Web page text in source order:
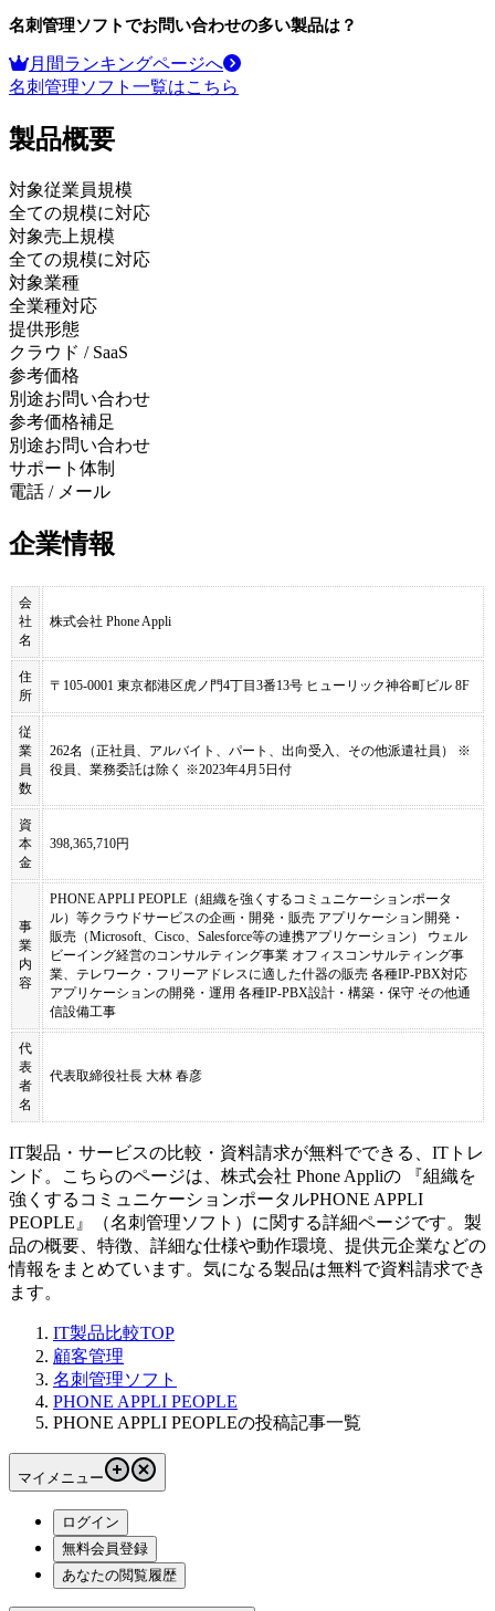
名刺管理ソフトでお問い合わせの多い製品は？
月間ランキングページへ
名刺管理ソフト 一覧はこちら
製品概要
対象従業員規模
全ての規模に対応
対象売上規模
全ての規模に対応
対象業種
全業種対応
提供形態
クラウド / SaaS
参考価格
別途お問い合わせ
参考価格補足
別途お問い合わせ
サポート体制
電話 / メール
企業情報
会
社
名
株式会社 Phone Appli
住
所
〒105-0001 東京都港区虎ノ門4丁目3番13号 ヒューリック神谷町ビル 8F
従
業
員
数
262名（正社員、アルバイト、パート、出向受入、その他派遣社員） ※
役員、業務委託は除く ※2023年4月5日付
資
本
金
398,365,710円
事
業
内
容
PHONE APPLI PEOPLE（組織を強くするコミュニケーションポータ
ル）等クラウドサービスの企画・開発・販売 アプリケーション開発・
販売（Microsoft、Cisco、Salesforce等の連携アプリケーション） ウェル
ビーイング経営のコンサルティング事業 オフィスコンサルティング事
業、テレワーク・フリーアドレスに適した什器の販売 各種IP-PBX対応
アプリケーションの開発・運用 各種IP-PBX設計・構築・保守 その他通
信設備工事
代
表
者
名
代表取締役社長 大林 春彦
IT製品・サービスの比較・資料請求が無料でできる、ITトレ
ンド。こちらのページは、 株式会社 Phone Appliの 『組織を
強くするコミュニケーションポータルPHONE APPLI
PEOPLE 』（名刺管理ソフト ）に関する詳細ページです。製
品の概要、特徴、詳細な仕様や動作環境、提供元企業などの
情報をまとめています。気になる製品は無料で資料請求でき
ます。
IT製品比較TOP
顧客管理
名刺管理ソフト
PHONE APPLI PEOPLE
PHONE APPLI PEOPLEの投稿記事一覧
マイメニュー
ログイン
無料会員登録
あなたの閲覧履歴